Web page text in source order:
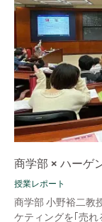
商学部 × ハーゲ
授業レポート
商学部 小野裕二教
ケティングを｢売